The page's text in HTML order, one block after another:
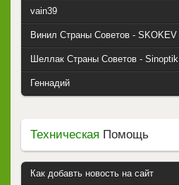
vain39
Винил Страны Советов - SKOKEV
Шеллак Страны Советов - Sinoptik
Геннадий
Техническая Помощь
Как добавть новость на сайт